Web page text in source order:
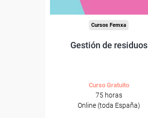
Cursos Femxa
Gestión de residuos
Curso Gratuito
75 horas
Online (toda España)